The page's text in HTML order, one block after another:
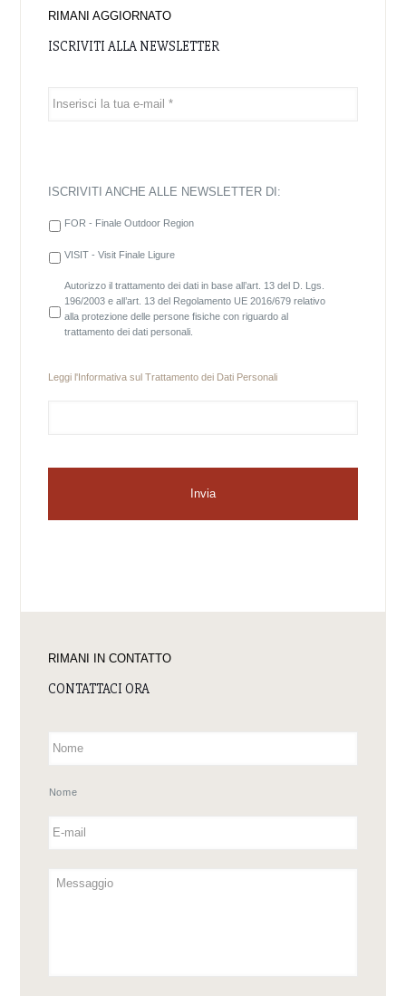
RIMANI AGGIORNATO
ISCRIVITI ALLA NEWSLETTER
ISCRIVITI ANCHE ALLE NEWSLETTER DI:
FOR - Finale Outdoor Region
VISIT - Visit Finale Ligure
Autorizzo il trattamento dei dati in base all’art. 13 del D. Lgs.
196/2003 e all’art. 13 del Regolamento UE 2016/679 relativo
alla protezione delle persone fisiche con riguardo al
trattamento dei dati personali.
Leggi l'Informativa sul Trattamento dei Dati Personali
RIMANI IN CONTATTO
CONTATTACI ORA
Nome